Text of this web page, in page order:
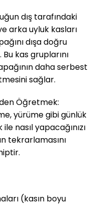
dış tarafındaki
arka uyluk kasları
dışa doğru
kas gruplarını
daha serbest
sağlar.
Öğretmek:
yürüme gibi günlük
nasıl yapacağınızı
tekrarlamasını
(kasın boyu